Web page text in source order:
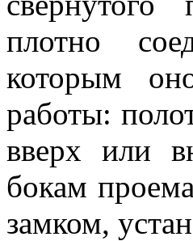
плотно
которым
работы:
вверх или
бокам
замком,